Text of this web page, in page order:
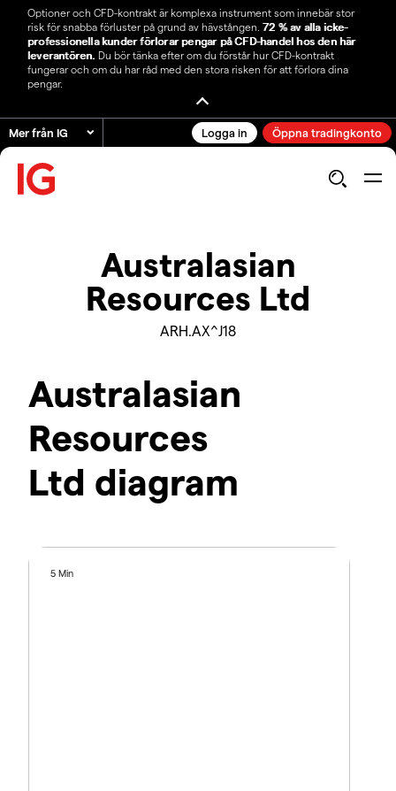
Optioner och CFD-kontrakt är komplexa instrument som innebär stor
risk för snabba förluster på grund av hävstången. 72 % av alla icke-
professionella kunder förlorar pengar på CFD-handel hos den här
leverantören. Du bör tänka efter om du förstår hur CFD-kontrakt
fungerar och om du har råd med den stora risken för att förlora dina
pengar.
Mer från IG Logga in Öppna tradingkonto
Australasian
Resources Ltd
ARH.AX^J18
Australasian
Resources
Ltd diagram
5 Min